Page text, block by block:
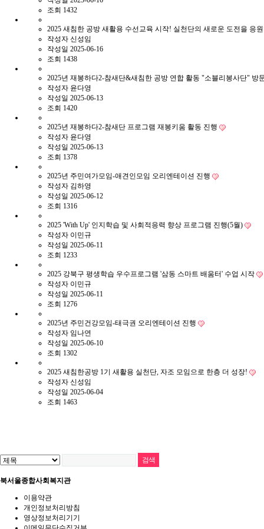
조회 1432
2025 새침한 공방 새활용 수선교육 시작! 실천단의 새로운 도전을 응
작성자 신성임
작성일 2025-06-16
조회 1438
2025년 재봉하다2-참새단&새침한 공방 연합 활동 "소블리봉사단" 방
작성자 윤다영
작성일 2025-06-13
조회 1420
2025년 재봉하다2-참새단 프로그램 재봉키움 활동 진행
작성자 윤다영
작성일 2025-06-13
조회 1378
2025년 주민여가모임-애견인모임 오리엔테이션 진행
작성자 김하영
작성일 2025-06-12
조회 1316
2025 'With Up' 인지학습 및 사회적응력 향상 프로그램 진행(5월)
작성자 이민규
작성일 2025-06-11
조회 1233
2025 강북구 평생학습 우수프로그램 '삼동 스마트 배움터' 수업 시작
작성자 이민규
작성일 2025-06-11
조회 1276
2025년 주민건강모임-태극권 오리엔테이션 진행
작성자 임나연
작성일 2025-06-10
조회 1302
2025 새침한공방 1기 새활용 실천단, 자조 모임으로 한층 더 성장!
작성자 신성임
작성일 2025-06-04
조회 1463
북서울종합사회복지관
이용약관
개인정보처리방침
영상정보처리기기